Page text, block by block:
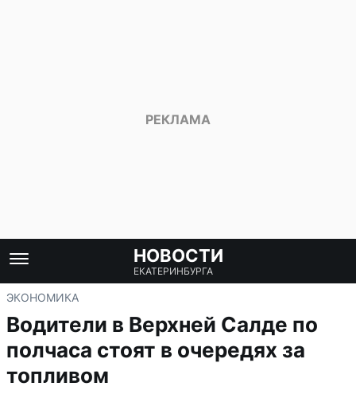
НОВОСТИ
ЕКАТЕРИНБУРГА
ЭКОНОМИКА
Водители в Верхней Салде по
полчаса стоят в очередях за
топливом